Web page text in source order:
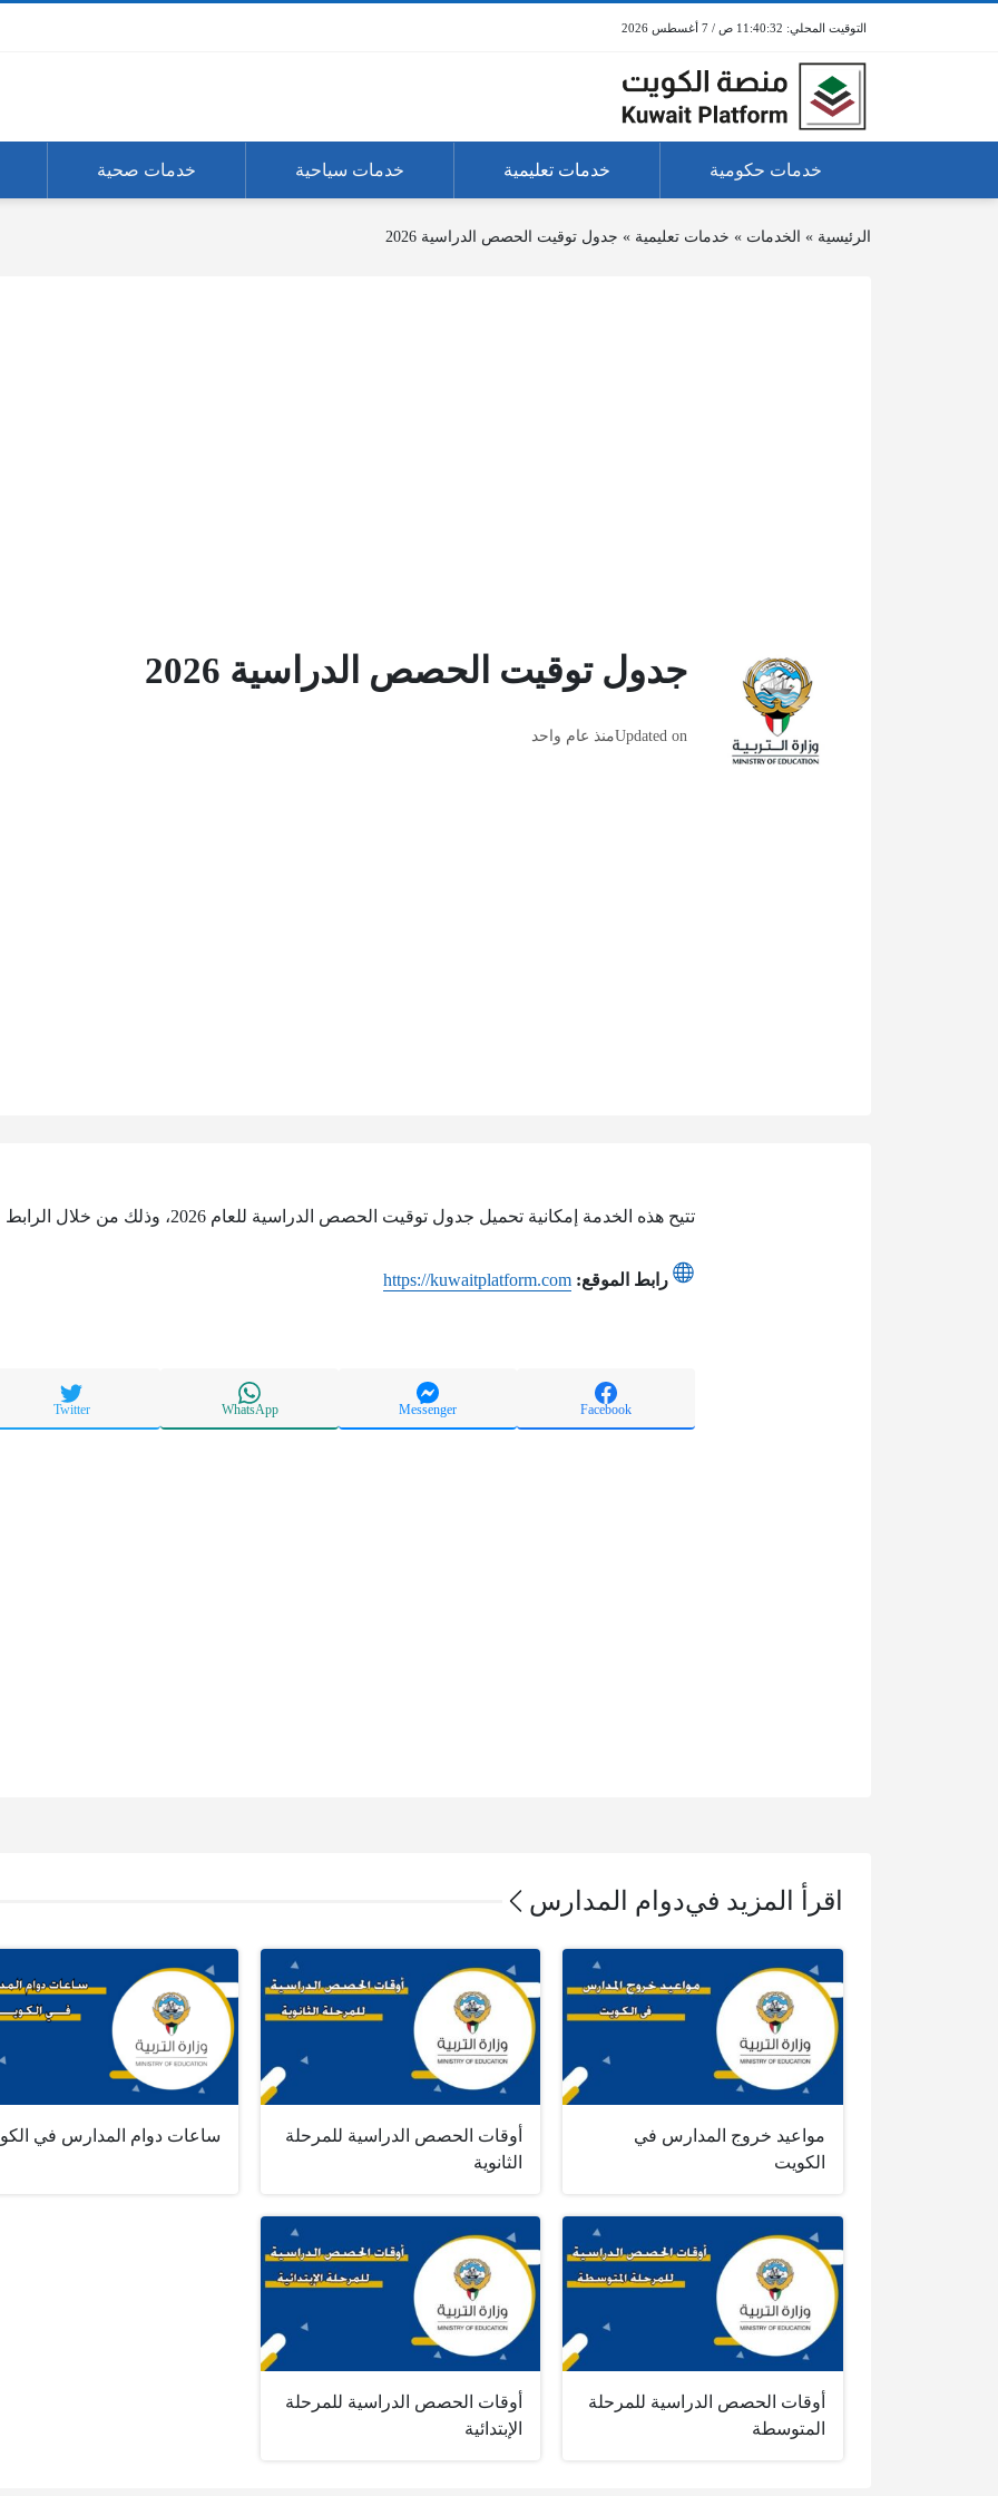
11:40:32 ص / 7 أغسطس 2026
خدمات حكومية خدمات تعليمية خدمات سياحية خدمات صحية
الرئيسية » الخدمات » خدمات تعليمية » جدول توقيت الحصص الدراسية 2026
جدول توقيت الحصص الدراسية 2026
Updated onمنذ عام واحد
تتيح هذه الخدمة إمكانية تحميل جدول توقيت الحصص الدراسية للعام 2026، وذلك من خلال الرابط التالي:
رابط الموقع: https://kuwaitplatform.com
Facebook
Messenger
WhatsApp
Twitter
اقرأ المزيد فيدوام المدارس
مواعيد خروج المدارس في
الكويت
أوقات الحصص الدراسية للمرحلة
الثانوية
ساعات دوام المدارس في
أوقات الحصص الدراسية للمرحلة
المتوسطة
أوقات الحصص الدراسية للمرحلة
الإبتدائية